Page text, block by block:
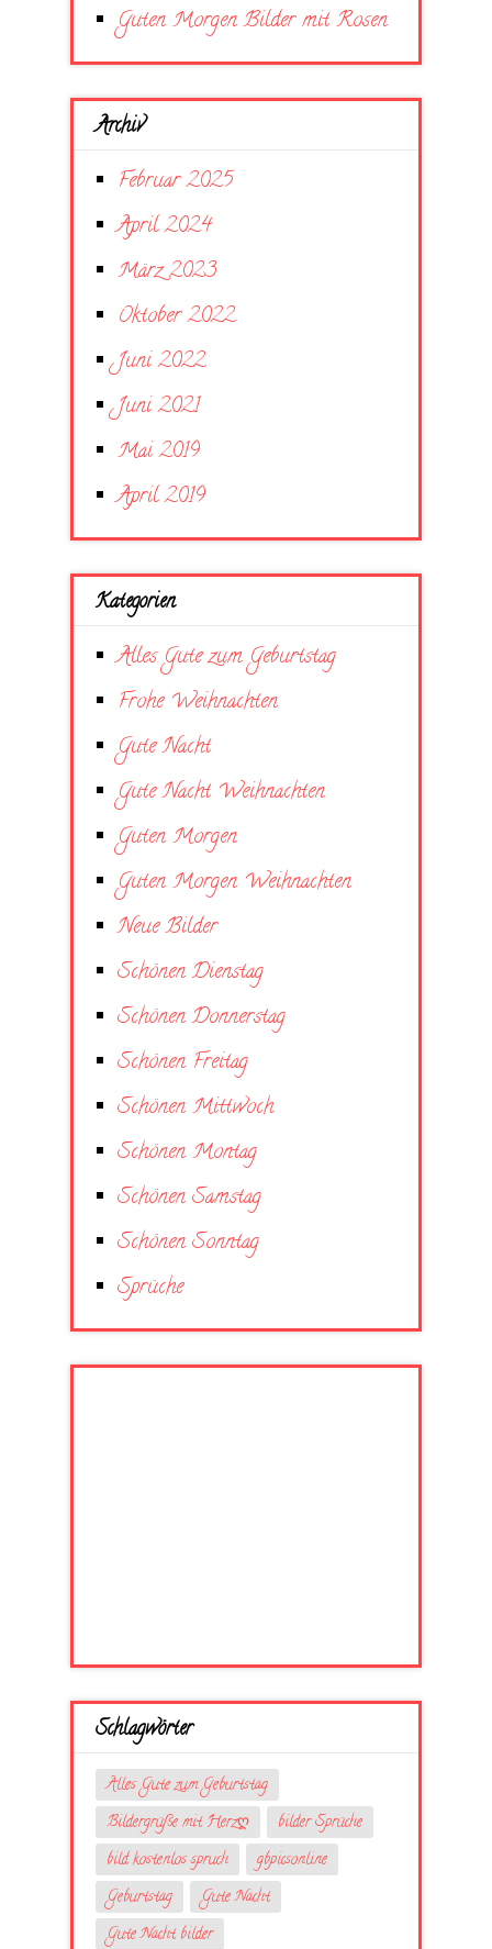
Guten Morgen Bilder mit Rosen
Archiv
Februar 2025
April 2024
März 2023
Oktober 2022
Juni 2022
Juni 2021
Mai 2019
April 2019
Kategorien
Alles Gute zum Geburtstag
Frohe Weihnachten
Gute Nacht
Gute Nacht Weihnachten
Guten Morgen
Guten Morgen Weihnachten
Neue Bilder
Schönen Dienstag
Schönen Donnerstag
Schönen Freitag
Schönen Mittwoch
Schönen Montag
Schönen Samstag
Schönen Sonntag
Sprüche
Schlagwörter
Alles Gute zum Geburtstag
Bildergrüße mit Herzღ
bilder Sprüche
bild kostenlos spruch
gbpicsonline
Geburtstag
Gute Nacht
Gute Nacht bilder